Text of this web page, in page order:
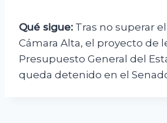
Qué sigue: Tras no superar
Cámara Alta, el proyecto de
Presupuesto General del
queda detenido en el